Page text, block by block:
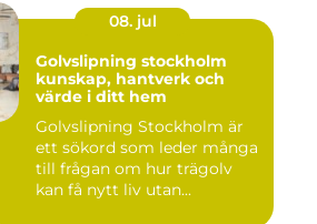
08. jul
Golvslipning stockholm
kunskap, hantverk och
värde i ditt hem
Golvslipning Stockholm är
ett sökord som leder många
till frågan om hur trägolv
kan få nytt liv utan...